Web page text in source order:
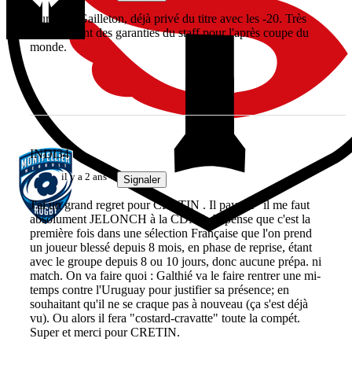
Dur pour Gailleton, déjà privé du titre avec les -20. Très
certainement des garanties du staff pour l'après coupe du
monde.
INDI34
il y a 2 ans Signaler
J'ai un grand regret pour CRETIN . Il paye le "il me faut
absolument JELONCH à la CDM". Je pense que c'est la
première fois dans une sélection Française que l'on prend
un joueur blessé depuis 8 mois, en phase de reprise, étant
avec le groupe depuis 8 ou 10 jours, donc aucune prépa. ni
match. On va faire quoi : Galthié va le faire rentrer une mi-
temps contre l'Uruguay pour justifier sa présence; en
souhaitant qu'il ne se craque pas à nouveau (ça s'est déjà
vu). Ou alors il fera "costard-cravatte" toute la compét.
Super et merci pour CRETIN.